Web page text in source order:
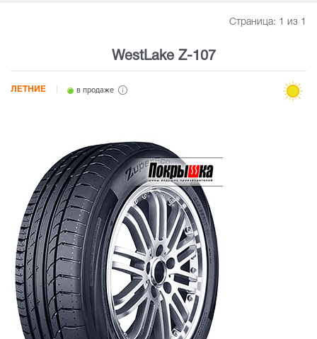
Страница: 1 из 1
WestLake Z-107
ЛЕТНИЕ в продаже